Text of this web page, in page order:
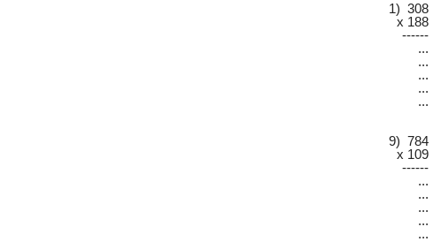
1) 308
x 188
------
...
...
...
...
...
9) 784
x 109
------
...
...
...
...
...